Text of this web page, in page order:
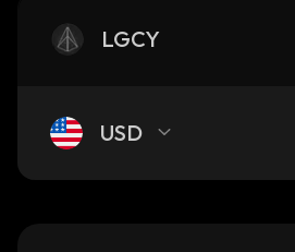
LGCY
USD